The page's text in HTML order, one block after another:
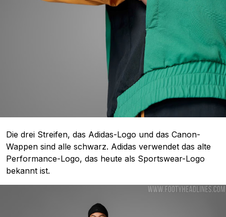
Die drei Streifen, das Adidas-Logo und das Canon-
Wappen sind alle schwarz. Adidas verwendet das alte
Performance-Logo, das heute als Sportswear-Logo
bekannt ist.